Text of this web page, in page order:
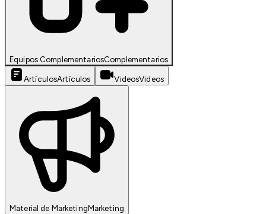
Equipos ComplementariosComplementarios
ArtículosArtículos VideosVideos
Material de MarketingMarketing